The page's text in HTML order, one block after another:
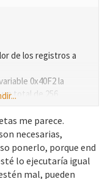
de los registros a
0x40F2 la
un total de 256
Fuego Cargo el
en R0 el valor de
me parece.
necesarias,
ponerlo, porque end
lo ejecutaría igual
mal, pueden